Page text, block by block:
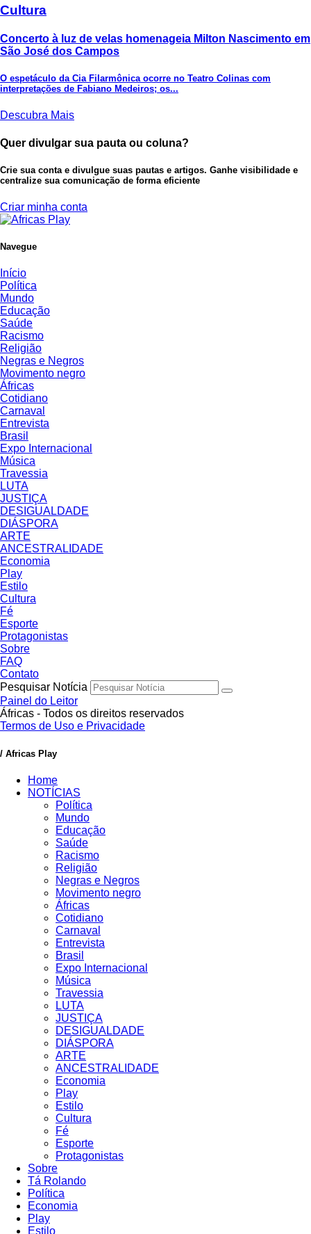
Cultura
Concerto à luz de velas homenageia Milton Nascimento em
São José dos Campos
O espetáculo da Cia Filarmônica ocorre no Teatro Colinas com
interpretações de Fabiano Medeiros; os...
Descubra Mais
Quer divulgar sua pauta ou coluna?
Crie sua conta e divulgue suas pautas e artigos. Ganhe visibilidade e
centralize sua comunicação de forma eficiente
Criar minha conta
Navegue
Início
Política
Mundo
Educação
Saúde
Racismo
Religião
Negras e Negros
Movimento negro
Áfricas
Cotidiano
Carnaval
Entrevista
Brasil
Expo Internacional
Música
Travessia
LUTA
JUSTIÇA
DESIGUALDADE
DIÁSPORA
ARTE
ANCESTRALIDADE
Economia
Play
Estilo
Cultura
Fé
Esporte
Protagonistas
Sobre
FAQ
Contato
Pesquisar Notícia
Painel do Leitor
Áfricas - Todos os direitos reservados
Termos de Uso e Privacidade
/ Africas Play
Home
NOTÍCIAS
Política
Mundo
Educação
Saúde
Racismo
Religião
Negras e Negros
Movimento negro
Áfricas
Cotidiano
Carnaval
Entrevista
Brasil
Expo Internacional
Música
Travessia
LUTA
JUSTIÇA
DESIGUALDADE
DIÁSPORA
ARTE
ANCESTRALIDADE
Economia
Play
Estilo
Cultura
Fé
Esporte
Protagonistas
Sobre
Tá Rolando
Política
Economia
Play
Estilo